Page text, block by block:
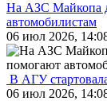
На АЗС Майкопа
автомобилистам
06 июл 2026,
В АГУ
06 июл 2026,